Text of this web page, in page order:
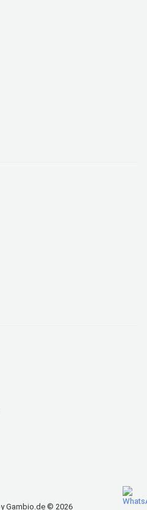
Gambio.de © 2026